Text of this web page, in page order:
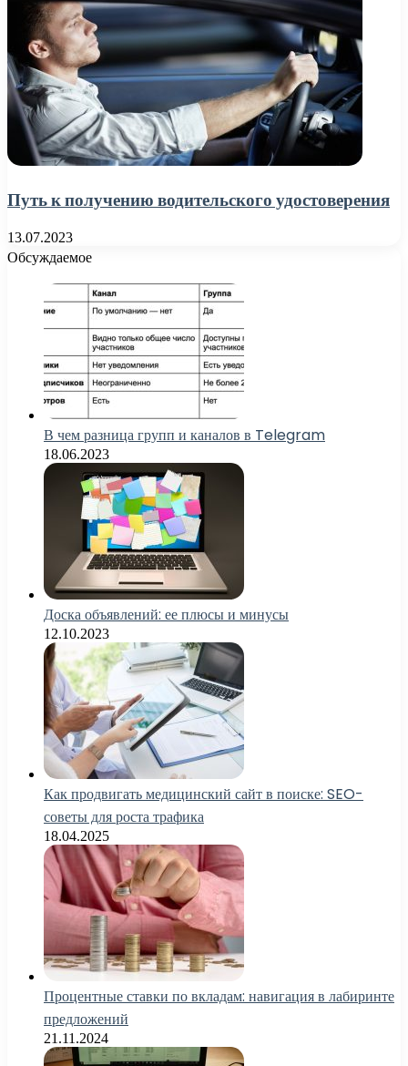
Путь к получению водительского удостоверения
13.07.2023
Обсуждаемое
В чем разница групп и каналов в Telegram
18.06.2023
Доска объявлений: ее плюсы и минусы
12.10.2023
Как продвигать медицинский сайт в поиске: SEO-
советы для роста трафика
18.04.2025
Процентные ставки по вкладам: навигация в лабиринте
предложений
21.11.2024